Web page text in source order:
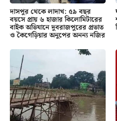
দাসপুর থেকে লাদাখ: ৫৯ বছর
বয়সে প্রায় ৬ হাজার কিলোমিটারের
বাইক অভিযানে দুবরাজপুরের প্রভাত
ও কৈগেড়িয়ার অনুপের অনন্য নজির